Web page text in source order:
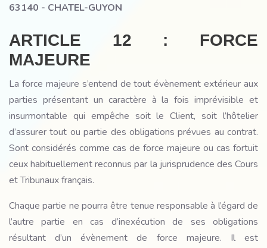
63140 - CHATEL-GUYON
ARTICLE 12 : FORCE
MAJEURE
La force majeure s’entend de tout évènement extérieur aux
parties présentant un caractère à la fois imprévisible et
insurmontable qui empêche soit le Client, soit l’hôtelier
d’assurer tout ou partie des obligations prévues au contrat.
Sont considérés comme cas de force majeure ou cas fortuit
ceux habituellement reconnus par la jurisprudence des Cours
et Tribunaux français.
Chaque partie ne pourra être tenue responsable à l’égard de
l’autre partie en cas d’inexécution de ses obligations
résultant d’un évènement de force majeure. Il est